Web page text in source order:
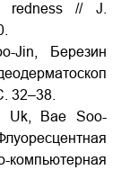
redness // J.
Jin, Березин
32–38.
Uk, Bae Soo-